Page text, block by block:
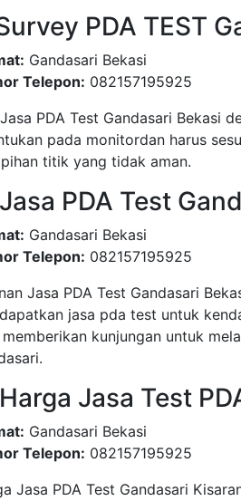
PDA TEST
Gandasari Bekasi
Telepon: 082157195925
PDA Test Gandasari Bekasi
pada monitordan harus
titik yang tidak aman.
PDA Test
Gandasari Bekasi
Telepon: 082157195925
Jasa PDA Test Gandasari
jasa pda test untuk
kunjungan untuk
Jasa Test
Gandasari Bekasi
Telepon: 082157195925
Jasa PDA Test Gandasari